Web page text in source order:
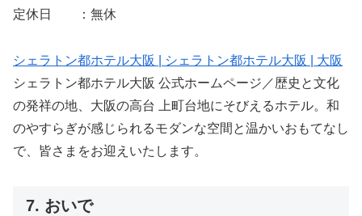
定休日 ：無休
シェラトン都ホテル大阪 | シェラトン都ホテル大阪 | 大阪
シェラトン都ホテル大阪 公式ホームページ／歴史と文化
の発祥の地、大阪の高台 上町台地にそびえるホテル。和
のやすらぎが感じられるモダンな空間と温かいおもてなし
で、皆さまをお迎えいたします。
7. おいで